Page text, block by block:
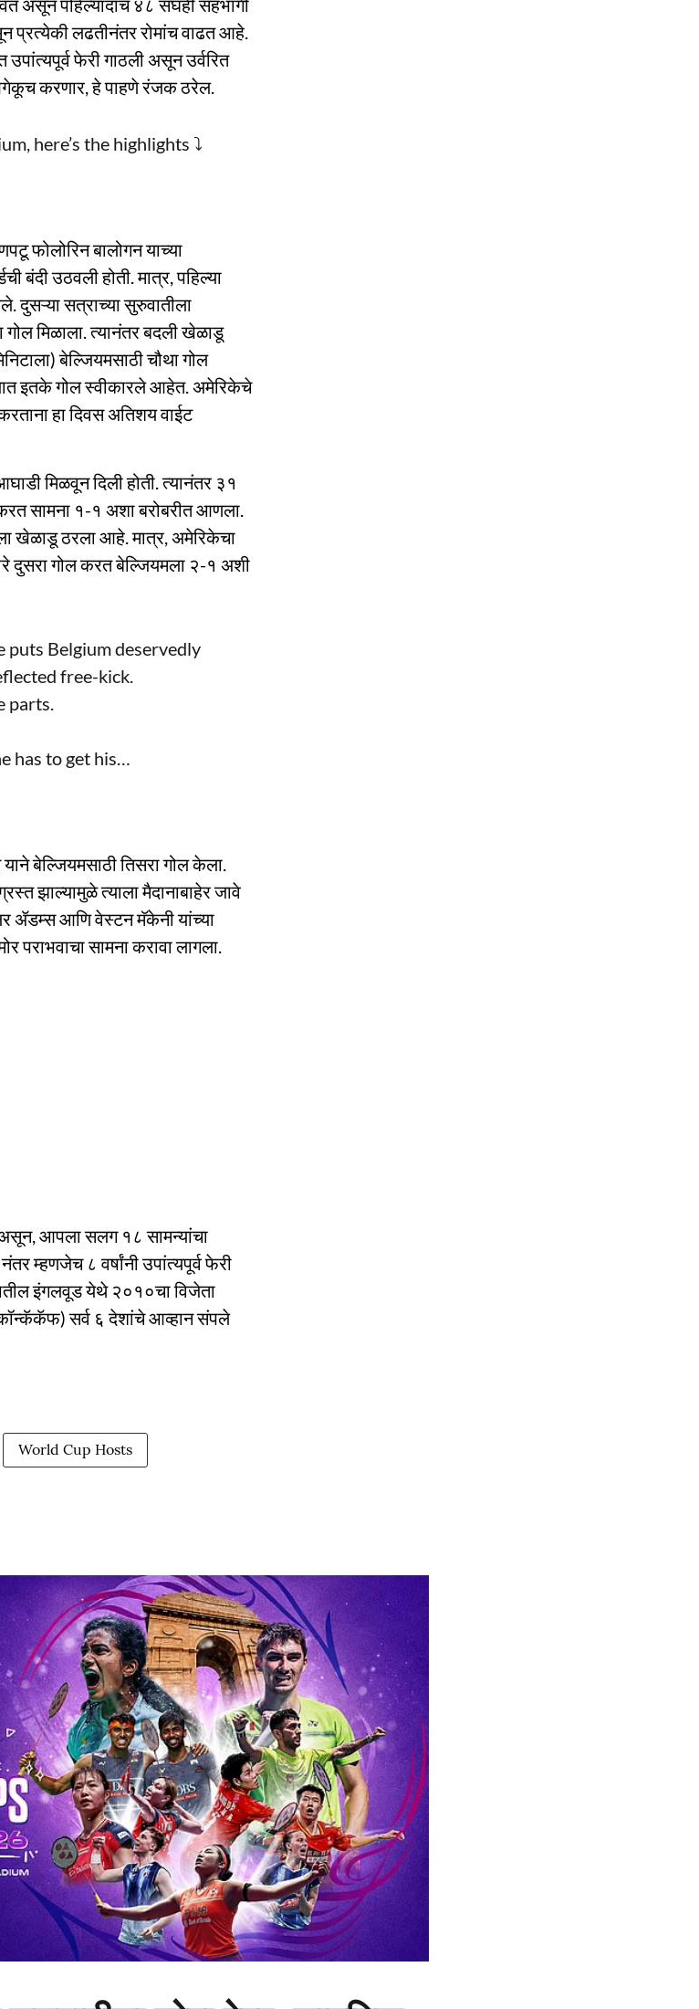
असून पहिल्यांदाच ४८ संघही सहभागी
प्रत्येकी लढतीनंतर रोमांच वाढत आहे.
उपांत्यपूर्व फेरी गाठली असून उर्वरित
आगेकूच करणार, हे पाहणे रंजक ठरेल.
here’s the highlights ⤵️
फोलोरिन बालोगन याच्या
बंदी उठवली होती. मात्र, पहिल्या
दुसऱ्या सत्राच्या सुरुवातीला
मिळाला. त्यानंतर बदली खेळाडू
बेल्जियमसाठी चौथा गोल
इतके गोल स्वीकारले आहेत. अमेरिकेचे
करताना हा दिवस अतिशय वाईट
मिळवून दिली होती. त्यानंतर ३१
सामना १-१ अशा बरोबरीत आणला.
खेळाडू ठरला आहे. मात्र, अमेरिकेचा
दुसरा गोल करत बेल्जियमला २-१ अशी
puts Belgium deservedly
free-kick.
parts.
has to get his…
बेल्जियमसाठी तिसरा गोल केला.
झाल्यामुळे त्याला मैदानाबाहेर जावे
ॲडम्स आणि वेस्टन मॅकेनी यांच्या
पराभवाचा सामना करावा लागला.
असून, आपला सलग १८ सामन्यांचा
म्हणजेच ८ वर्षांनी उपांत्यपूर्व फेरी
इंगलवूड येथे २०१०चा विजेता
सर्व ६ देशांचे आव्हान संपले
World Cup Hosts